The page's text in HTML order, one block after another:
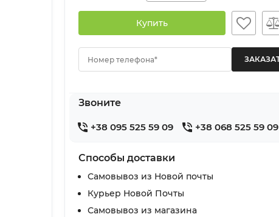
Купить
Номер телефона*
Звоните
+38 095 525 59 09 +38 068 525 59 09
Способы доставки
Самовывоз из Новой почты
Курьер Новой Почты
Самовывоз из магазина